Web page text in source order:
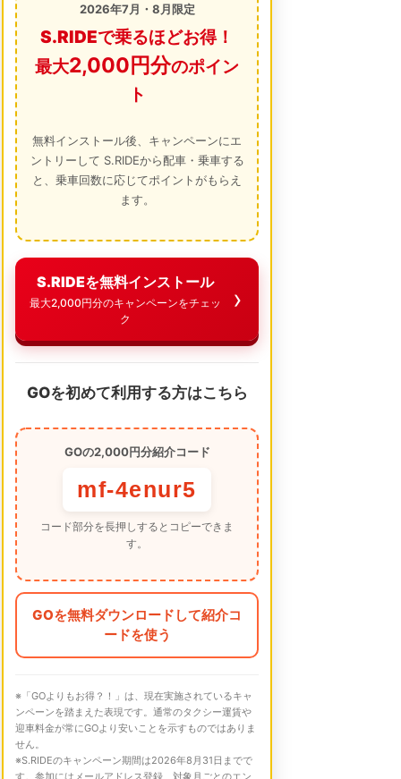
2026年7月・8月限定
S.RIDEで乗るほどお得！
最大2,000円分のポイン
ト
無料インストール後、キャンペーンにエ
ントリーして S.RIDEから配車・乗車する
と、乗車回数に応じてポイントがもらえ
ます。
S.RIDEを無料インストール
最大2,000円分のキャンペーンをチェッ
ク
GOを初めて利用する方はこちら
GOの2,000円分紹介コード
mf-4enur5
コード部分を長押しするとコピーできま
す。
GOを無料ダウンロードして紹介コ
ードを使う
※「GOよりもお得？！」は、現在実施されているキャ
ンペーンを踏まえた表現です。通常のタクシー運賃や
迎車料金が常にGOより安いことを示すものではありま
せん。
※S.RIDEのキャンペーン期間は2026年8月31日までで
す。参加にはメールアドレス登録、対象月ごとのエン